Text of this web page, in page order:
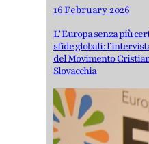
16 February 2026
L’ Europa senza più
sfide globali:
del Movimento
Slovacchia